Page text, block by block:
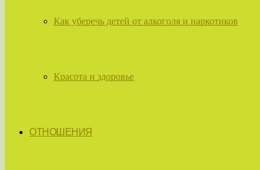
Как уберечь детей от алкоголя и наркотиков
Красота и здоровье
ОТНОШЕНИЯ